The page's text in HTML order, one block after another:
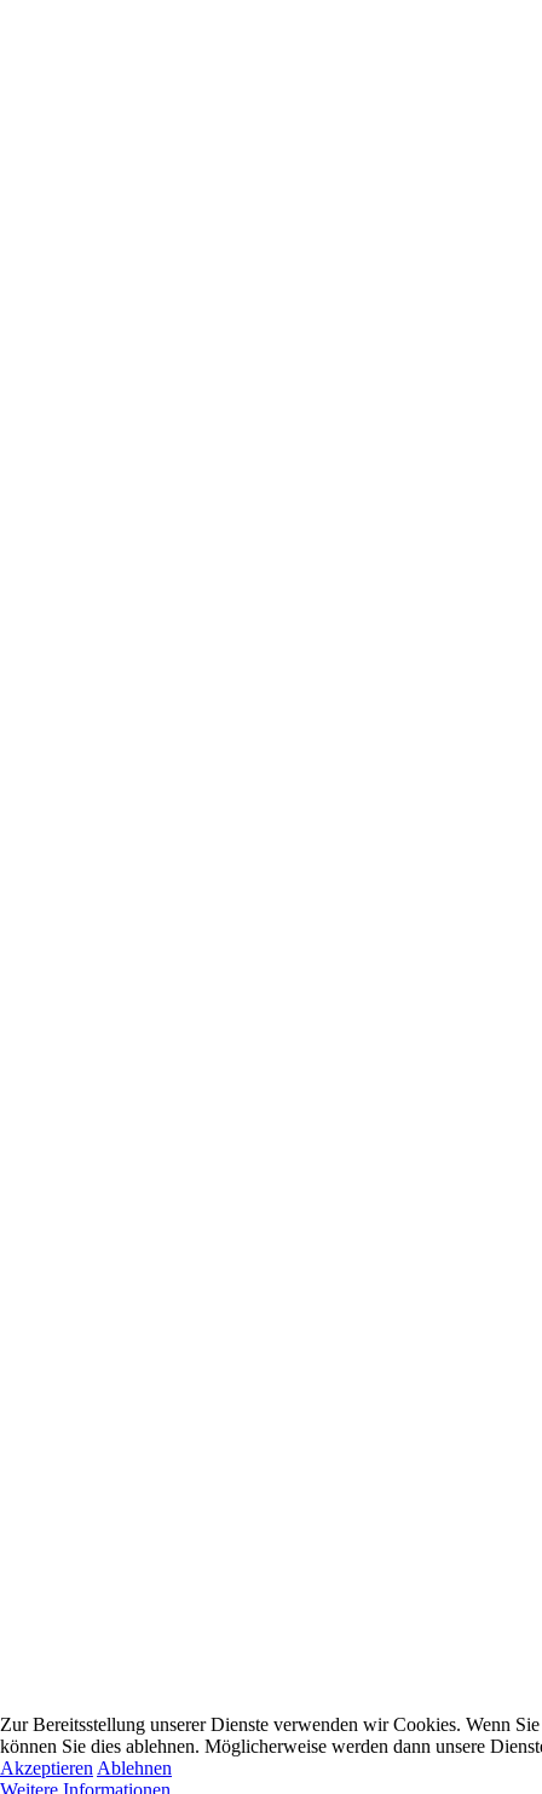
Zur Bereitsstellung unserer Dienste verwenden wir Cookies. Wenn
können Sie dies ablehnen. Möglicherweise werden dann unsere
Akzeptieren Ablehnen
Weitere Informationen